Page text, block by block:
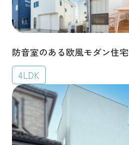
防音室のある欧風モダン住宅
4LDK